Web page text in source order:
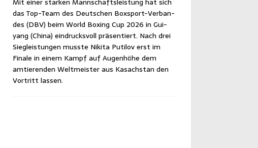
das Top-Team des Deut­schen Box­sport-Ver­ban­
des (DBV) beim World Boxing Cup 2026 in Gui­
yang (Chi­na) ein­drucks­voll prä­sen­tiert. Nach drei
Sieg­leis­tun­gen muss­te Niki­ta Puti­l­ov erst im
Fina­le in einem Kampf auf Augen­hö­he dem
amtie­ren­den Welt­meis­ter aus Kasach­stan den
Vor­tritt lassen.